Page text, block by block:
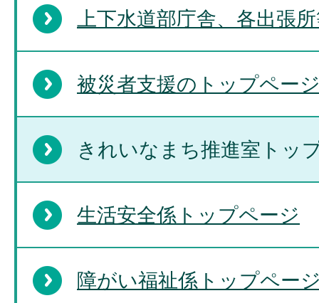
上下水道部庁舎、各出張
被災者支援のトップペー
きれいなまち推進室トッ
生活安全係トップページ
障がい福祉係トップペー